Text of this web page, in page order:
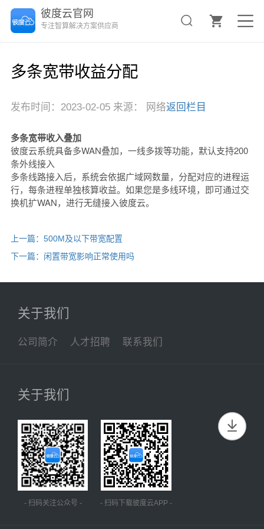
彼度云官网
专注智算解决方案供应商
多条宽带收益分配
发布时间：2023-02-05 来源： 网络返回栏目
多条宽带收入叠加
彼度云系统具备多WAN叠加，一线多拨等功能，默认支持200
条外线接入
多条线路接入后，系统会依据广域网数量，分配对应的进程运
行，每条进程单独核算收益。如果您是多线环境，即可通过交
换机扩WAN，进行无缝接入彼度云。
上一篇：500M及以下带宽配置
下一篇：闲置带宽影响正常使用吗
关于我们
公司简介 人才招聘 联系我们
关于我们
- 扫码关注公众号 - - 扫码下载彼度云APP -